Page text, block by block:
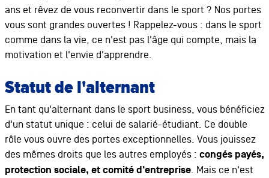
ans et rêvez de vous reconvertir dans le sport ? Nos portes
vous sont grandes ouvertes ! Rappelez-vous : dans le sport
comme dans la vie, ce n'est pas l'âge qui compte, mais la
motivation et l'envie d'apprendre.
Statut de l'alternant
En tant qu'alternant dans le sport business, vous bénéficiez
d'un statut unique : celui de salarié-étudiant. Ce double
rôle vous ouvre des portes exceptionnelles. Vous jouissez
des mêmes droits que les autres employés : congés payés,
protection sociale, et comité d'entreprise. Mais ce n'est